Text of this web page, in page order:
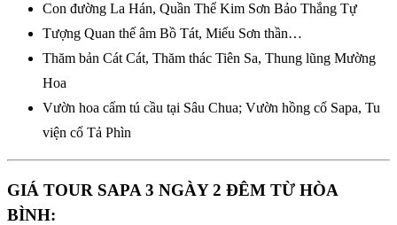
Con đường La Hán, Quần Thể Kim Sơn Bảo Thắng Tự
Tượng Quan thế âm Bồ Tát, Miếu Sơn thần…
Thăm bản Cát Cát, Thăm thác Tiên Sa, Thung lũng Mường
Hoa
Vườn hoa cẩm tú cầu tại Sâu Chua; Vườn hồng cổ Sapa, Tu
viện cổ Tả Phìn
GIÁ TOUR SAPA 3 NGÀY 2 ĐÊM TỪ HÒA
BÌNH: